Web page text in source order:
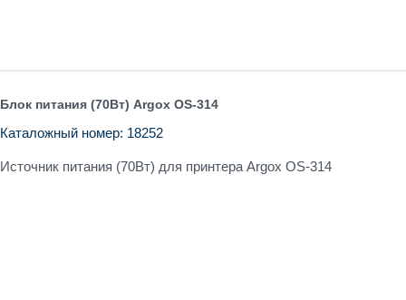
Блок питания (70Вт) Argox OS-314
Каталожный номер: 18252
Источник питания (70Вт) для принтера Argox OS-314